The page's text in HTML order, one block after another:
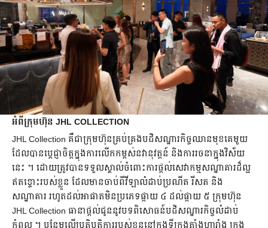
អំពីក្រុមហ៊ុន JHL COLLECTION
JHL Collection គឺជាក្រុមហ៊ុនគ្រប់គ្រងបដិសណ្ឋារកិច្ចឈានមុខគេមួយ
ដែលបានប្តេជ្ញាចិត្តក្នុងការលើកកម្ពស់នវានុវត្តន៍ និងការរចនាក្នុងវិស័យ
នេះ ។ ដោយត្រូវបានទទួលស្គាល់ចំពោះការផ្តល់សេវាកម្មសណ្ឋាគារដ៏ល្អ
ឥតខ្ចោះរបស់ខ្លួន ដែលមានចាប់ពីវីឡាលំដាប់ប្រណីត រីសត និង
សណ្ឋាគារ រហូតដល់អាផាតមិនប្រភេទផ្កាយ ៤ ដល់ផ្កាយ ៥ ក្រុមហ៊ុន
JHL Collection ធានាផ្តល់ជូននូវបទពិសោធន៍បដិសណ្ឋារកិច្ចលំដាប់
កំពូល ។ បន្ថែមលើប្រតិបត្តិការរបស់ខ្លួននៅក្នុងទីក្រុងតាំងហ្ការ៉ាំង ក្រុង